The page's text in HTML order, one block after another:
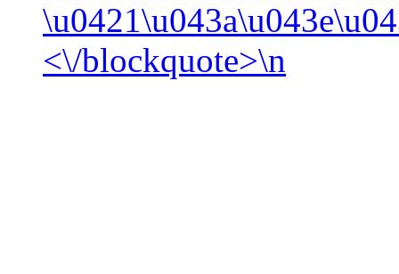
<\/blockquote>\n